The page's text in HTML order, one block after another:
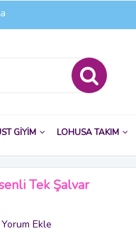
GİYİM LOHUSA TAKIM
Tek Şalvar
Yorum Ekle